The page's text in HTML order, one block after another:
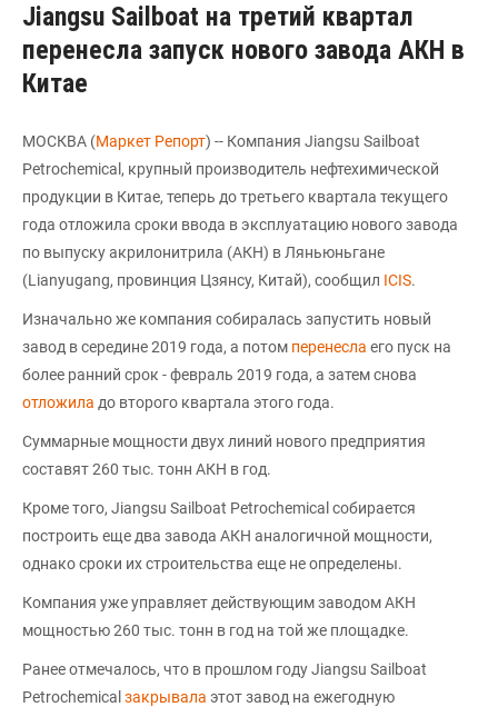
Jiangsu Sailboat на третий квартал
перенесла запуск нового завода АКН в
Китае
МОСКВА (Маркет Репорт) -- Компания Jiangsu Sailboat
Petrochemical, крупный производитель нефтехимической
продукции в Китае, теперь до третьего квартала текущего
года отложила сроки ввода в эксплуатацию нового завода
по выпуску акрилонитрила (АКН) в Ляньюньгане
(Lianyugang, провинция Цзянсу, Китай), сообщил ICIS.
Изначально же компания собиралась запустить новый
завод в середине 2019 года, а потом перенесла его пуск на
более ранний срок - февраль 2019 года, а затем снова
отложила до второго квартала этого года.
Суммарные мощности двух линий нового предприятия
составят 260 тыс. тонн АКН в год.
Кроме того, Jiangsu Sailboat Petrochemical собирается
построить еще два завода АКН аналогичной мощности,
однако сроки их строительства еще не определены.
Компания уже управляет действующим заводом АКН
мощностью 260 тыс. тонн в год на той же площадке.
Ранее отмечалось, что в прошлом году Jiangsu Sailboat
Petrochemical закрывала этот завод на ежегодную